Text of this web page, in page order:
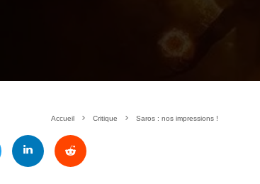
Accueil Critique Saros : nos impressions !